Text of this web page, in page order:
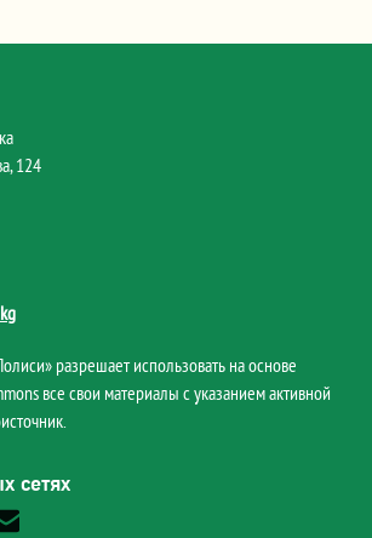
124
разрешает использовать на основе
все свои материалы с указанием активной
сетях